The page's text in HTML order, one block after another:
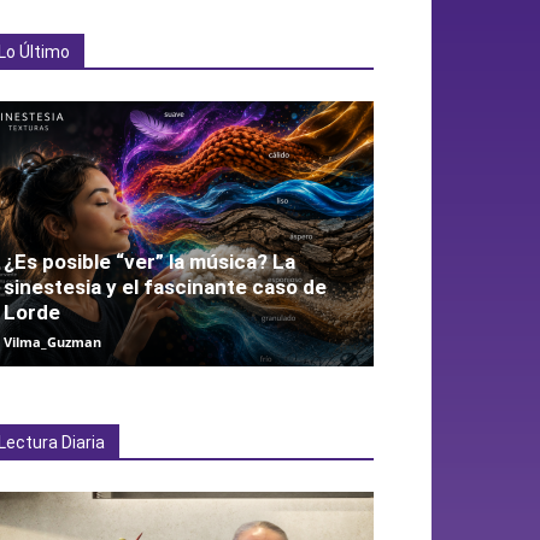
Lo Último
¿Es posible “ver” la música? La
sinestesia y el fascinante caso de
Lorde
Vilma_Guzman
Lectura Diaria